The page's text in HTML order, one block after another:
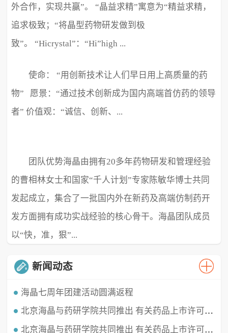
外合作，实现共赢”。 “晶益求精”寓意为“精益求精，
追求极致；“将晶型药物研发做到极
致”。 “Hicrystal”：“Hi”high ...
使命： “用创新技术让人们早日用上高质量的药
物” 愿景：“通过技术创新成为国内高端首仿药的领导
者” 价值观：“诚信、创新、...
极致、超越” ...
团队优势海晶由拥有20多年药物研发和管理经验
的曹相林女士和国家“千人计划”专家陈敏华博士共同
发起成立，集合了一批国内外在新药及高端仿制药开
发方面拥有成功实战经验的核心骨干。海晶团队成员
以“快，准，狠”...
新闻动态
海晶七周年团建活动圆满返程
时光穿梭，白驹过隙，海晶已经七周岁啦！这七年我们携手同行，履践致远，砥砺深耕。值此海晶周年庆典之北京海晶与药研学院共同推出 有关药品上市许可持有人（MAH）的直播课程
北京海晶生物医药科技有限公司董事长兼总经理曹相林女士再次受邀做客药研学院直播间，对药品上市许可持有
北京海晶与药研学院共同推出 有关药品上市许可持有人（MAH）的直播课程